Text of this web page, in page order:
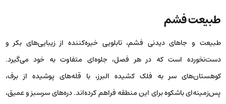
طبیعت فشم
طبیعت و جاهای دیدنی فشم، تابلویی خیره‌کننده از زیبایی‌های بکر و
دست‌نخورده است که در هر فصل، جلوه‌ای متفاوت به خود می‌گیرد.
کوهستان‌های سر به فلک کشیده البرز، با قله‌های پوشیده از برف،
پس‌زمینه‌ای باشکوه برای این منطقه فراهم کرده‌اند. دره‌های سرسبز و عمیق،